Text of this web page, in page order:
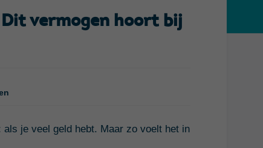
vermogen hoort bij
je veel geld hebt. Maar zo voelt het in